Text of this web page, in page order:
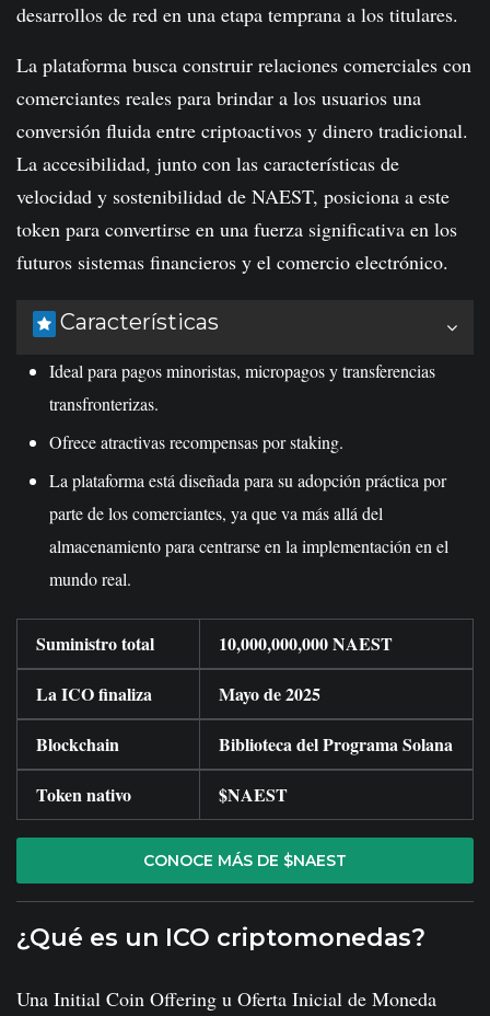
desarrollos de red en una etapa temprana a los titulares.
La plataforma busca construir relaciones comerciales con
comerciantes reales para brindar a los usuarios una
conversión fluida entre criptoactivos y dinero tradicional.
La accesibilidad, junto con las características de
velocidad y sostenibilidad de NAEST, posiciona a este
token para convertirse en una fuerza significativa en los
futuros sistemas financieros y el comercio electrónico.
Características
Ideal para pagos minoristas, micropagos y transferencias
transfronterizas.
Ofrece atractivas recompensas por staking.
La plataforma está diseñada para su adopción práctica por
parte de los comerciantes, ya que va más allá del
almacenamiento para centrarse en la implementación en el
mundo real.
Suministro total
10,000,000,000 NAEST
La ICO finaliza
Mayo de 2025
Blockchain
Biblioteca del Programa Solana
Token nativo
$NAEST
CONOCE MÁS DE $NAEST
¿Qué es un ICO criptomonedas?
Una Initial Coin Offering u Oferta Inicial de Moneda